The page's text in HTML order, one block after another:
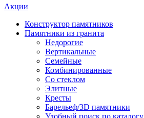
Акции
Конструктор памятников
Памятники из гранита
Недорогие
Вертикальные
Семейные
Комбинированные
Со стеклом
Элитные
Кресты
Барельеф/3D памятники